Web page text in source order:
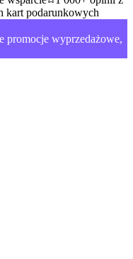
kart podarunkowych
wyprzedażowe,